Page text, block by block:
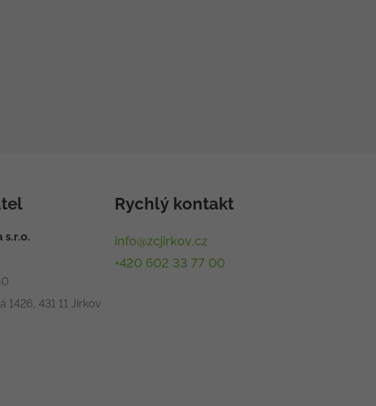
s.r.o.
1426, 431 11 Jirkov
Rychlý kontakt
info@zcjirkov.cz
+420 602 33 77 00